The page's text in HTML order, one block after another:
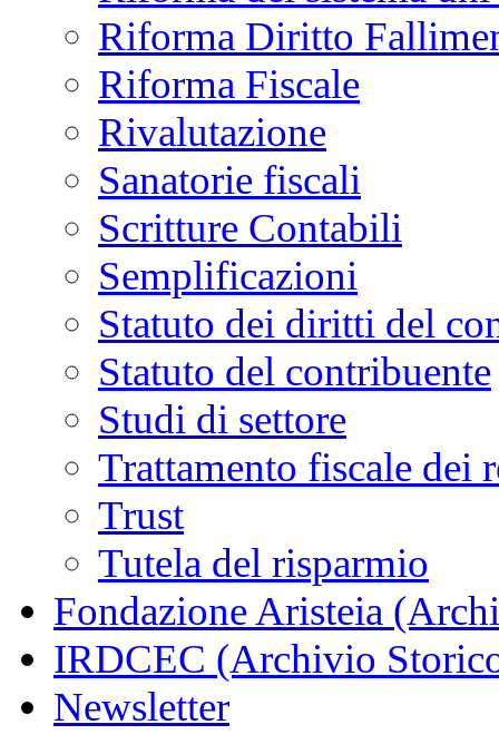
Riforma Diritto
Riforma Fiscale
Rivalutazione
Sanatorie fiscali
Scritture Contabili
Semplificazioni
Statuto dei diritti del
Statuto del contribuente
Studi di settore
Trattamento fiscale dei
Trust
Tutela del risparmio
Fondazione Aristeia
IRDCEC (Archivio
Newsletter